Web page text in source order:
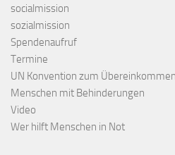
socialmission
sozialmission
Spendenaufruf
Termine
UN Konvention zum
Menschen mit Behinderungen
Video
Wer hilft Menschen in Not